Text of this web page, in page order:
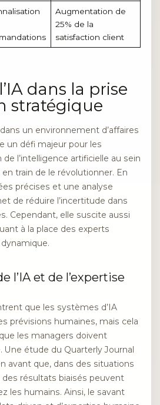
Augmentation de
25% de la
satisfaction client
dans la prise
stratégique
un environnement d’affaires
un défi majeur pour les
de l’intelligence artificielle au sein
train de le révolutionner. En
précises et une analyse
de réduire l’incertitude dans
Cependant, elle suscite aussi
à la place des experts
l’IA et de l’expertise
que les systèmes d’IA
prévisions humaines, mais cela
les managers doivent
Une étude du Quarterly Journal
avant que, dans des situations
des résultats biaisés peuvent
les humains. Ainsi, le savant